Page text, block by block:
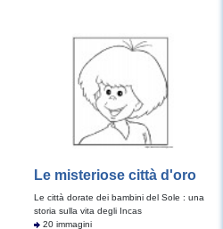
Le misteriose città d'oro
Le città dorate dei bambini del Sole : una
storia sulla vita degli Incas
20 immagini